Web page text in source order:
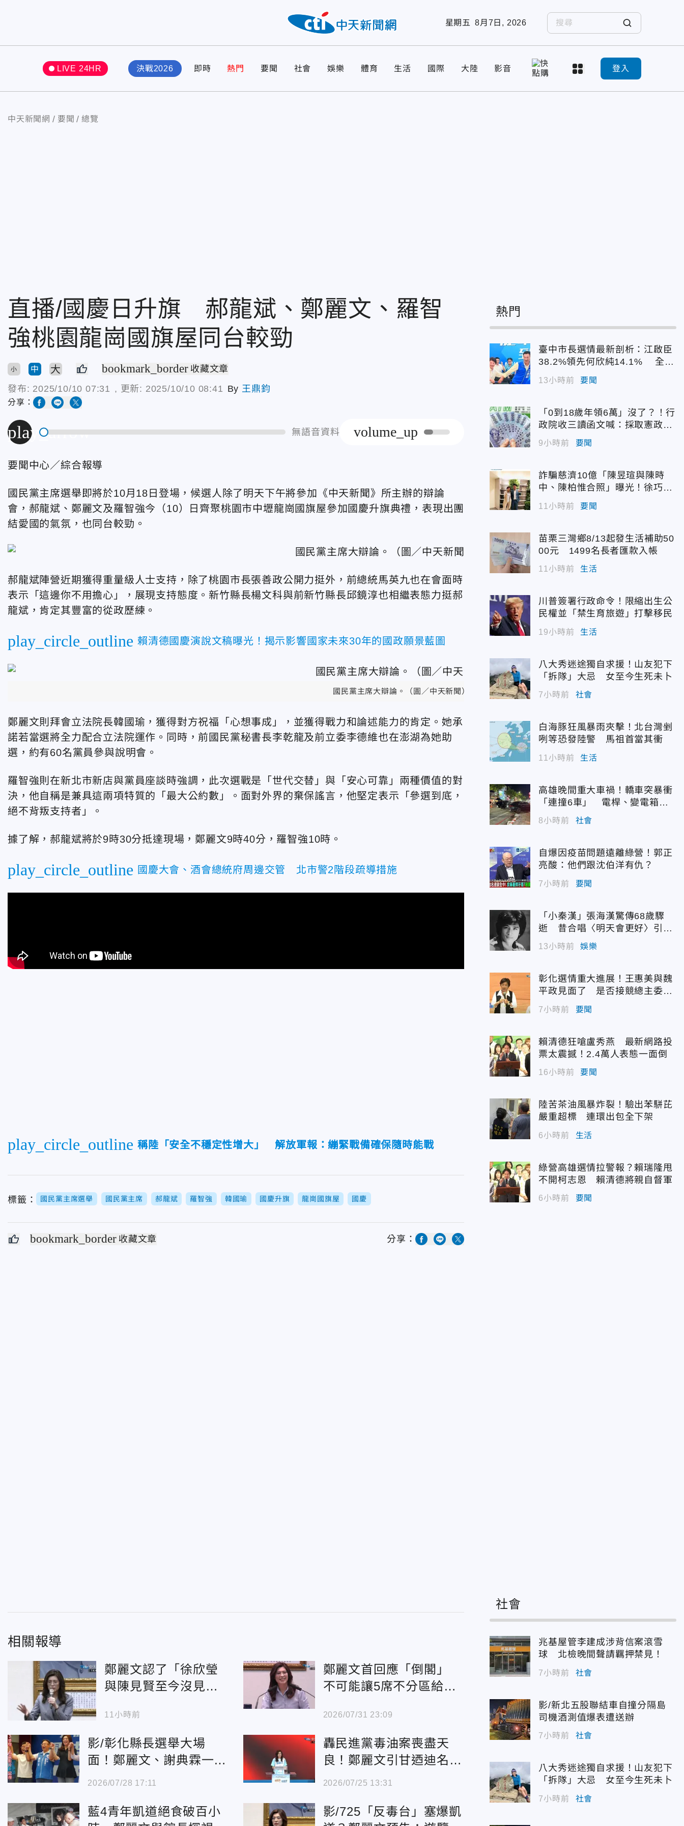
星期五 8月7日, 2026
LIVE 24HR 決戰2026 即時 熱門 要聞 社會 娛樂 體育 生活 國際 大陸 影音 登入
中天新聞網 要聞 總覽
直播/國慶日升旗 郝龍斌、鄭麗文、羅智
強桃園龍崗國旗屋同台較勁
小 中 大 bookmark_border 收藏文章
發布: 2025/10/10 07:31 , 更新: 2025/10/10 08:41 By 王鼎鈞
分享：
play_arrow 無語音資料 volume_up
要聞中心／綜合報導
國民黨主席選舉即將於10月18日登場，候選人除了明天下午將參加《中天新聞》所主辦的辯論
會，郝龍斌、鄭麗文及羅智強今（10）日齊聚桃園市中壢龍崗國旗屋參加國慶升旗典禮，表現出團
結愛國的氣氛，也同台較勁。
郝龍斌陣營近期獲得重量級人士支持，除了桃園市長張善政公開力挺外，前總統馬英九也在會面時
表示「這邊你不用擔心」，展現支持態度。新竹縣長楊文科與前新竹縣長邱鏡淳也相繼表態力挺郝
龍斌，肯定其豐富的從政歷練。
play_circle_outline 賴清德國慶演說文稿曝光！揭示影響國家未來30年的國政願景藍圖
國民黨主席大辯論。（圖／中天新聞）
鄭麗文則拜會立法院長韓國瑜，獲得對方祝福「心想事成」，並獲得戰力和論述能力的肯定。她承
諾若當選將全力配合立法院運作。同時，前國民黨秘書長李乾龍及前立委李德維也在澎湖為她助
選，約有60名黨員參與說明會。
羅智強則在新北市新店與黨員座談時強調，此次選戰是「世代交替」與「安心可靠」兩種價值的對
決，他自稱是兼具這兩項特質的「最大公約數」。面對外界的棄保謠言，他堅定表示「參選到底，
絕不背叛支持者」。
據了解，郝龍斌將於9時30分抵達現場，鄭麗文9時40分，羅智強10時。
play_circle_outline 國慶大會、酒會總統府周邊交管 北市警2階段疏導措施
play_circle_outline 稱陸「安全不穩定性增大」 解放軍報：繃緊戰備確保隨時能戰
標籤： 國民黨主席選舉 國民黨主席 郝龍斌 羅智強 韓國瑜 國慶升旗 龍崗國旗屋 國慶
bookmark_border 收藏文章 分享：
相關報導
鄭麗文認了「徐欣瑩
與陳見賢至今沒見
內幕
11小時前
鄭麗文首回應「倒閣」
不可能讓5席不分區給民
2026/07/31 23:09
影/彰化縣長選舉大場
面！鄭麗文、謝典霖一左
一右牽手魏平政
2026/07/28 17:11
轟民進黨毒油案喪盡天
良！鄭麗文引甘迺迪名言
高喊：大家今晚凱道見
2026/07/25 13:31
藍4青年凱道絕食破百小
影/725「反毒台」塞爆凱
熱門
臺中市長選情最新剖析：江啟臣
38.2%領先何欣純14.1% 全世
代支持度全面居首
13小時前 要聞
「0到18歲年領6萬」沒了？！行
政院收三讀函文喊：採取憲政作
為
9小時前 要聞
詐騙慈濟10億「陳昱瑄與陳時
中、陳柏惟合照」曝光！徐巧芯
震撼出手
11小時前 要聞
苗栗三灣鄉8/13起發生活補助50
00元 1499名長者匯款入帳
11小時前 生活
川普簽署行政命令！限縮出生公
民權並「禁生育旅遊」打擊移民
19小時前 生活
八大秀迷途獨自求援！山友犯下
「拆隊」大忌 女至今生死未卜
7小時前 社會
白海豚狂風暴雨夾擊！北台灣剉
咧等恐發陸警 馬祖首當其衝
11小時前 生活
高雄晚間重大車禍！轎車突暴衝
「連撞6車」 電桿、變電箱全
遭殃
8小時前 社會
自爆因疫苗問題遠離綠營！郭正
亮酸：他們跟沈伯洋有仇？
7小時前 要聞
「小秦漢」張海漢驚傳68歲驟
逝 昔合唱〈明天會更好〉引追
13小時前 娛樂
彰化選情重大進展！王惠美與魏
平政見面了 是否接競總主委態
度曝光
7小時前 要聞
賴清德狂嗆盧秀燕 最新網路投
票太震撼！2.4萬人表態一面倒
16小時前 要聞
陸苦茶油風暴炸裂！驗出苯駢芘
嚴重超標 連環出包全下架
6小時前 生活
綠營高雄選情拉警報？賴瑞隆甩
不開柯志恩 賴清德將親自督軍
6小時前 要聞
社會
兆基屋管李建成涉背信案滾雪
球 北檢晚間聲請羈押禁見！
7小時前 社會
影/新北五股聯結車自撞分隔島
司機酒測值爆表遭送辦
7小時前 社會
八大秀迷途獨自求援！山友犯下
「拆隊」大忌 女至今生死未卜
7小時前 社會